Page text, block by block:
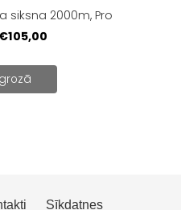
siksna 2000m, Pro
€105,00
Sīkdatnes